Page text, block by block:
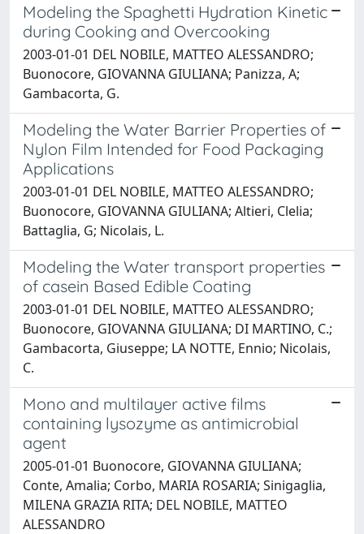
Modeling the Spaghetti Hydration Kinetic
during Cooking and Overcooking
2003-01-01 DEL NOBILE, MATTEO ALESSANDRO;
Buonocore, GIOVANNA GIULIANA; Panizza, A;
Gambacorta, G.
Modeling the Water Barrier Properties of
Nylon Film Intended for Food Packaging
Applications
2003-01-01 DEL NOBILE, MATTEO ALESSANDRO;
Buonocore, GIOVANNA GIULIANA; Altieri, Clelia;
Battaglia, G; Nicolais, L.
Modeling the Water transport properties
of casein Based Edible Coating
2003-01-01 DEL NOBILE, MATTEO ALESSANDRO;
Buonocore, GIOVANNA GIULIANA; DI MARTINO, C.;
Gambacorta, Giuseppe; LA NOTTE, Ennio; Nicolais,
C.
Mono and multilayer active films
containing lysozyme as antimicrobial
agent
2005-01-01 Buonocore, GIOVANNA GIULIANA;
Conte, Amalia; Corbo, MARIA ROSARIA; Sinigaglia,
MILENA GRAZIA RITA; DEL NOBILE, MATTEO
ALESSANDRO